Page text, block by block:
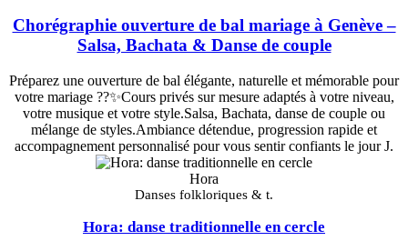
Chorégraphie ouverture de bal mariage à Genève –
Salsa, Bachata & Danse de couple
Préparez une ouverture de bal élégante, naturelle et mémorable pour
votre mariage ??✨Cours privés sur mesure adaptés à votre niveau,
votre musique et votre style.Salsa, Bachata, danse de couple ou
mélange de styles.Ambiance détendue, progression rapide et
accompagnement personnalisé pour vous sentir confiants le jour J.
Hora
Danses folkloriques & t.
Hora: danse traditionnelle en cercle